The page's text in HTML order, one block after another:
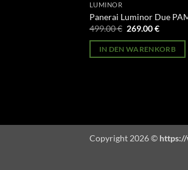
LUMINOR
Panerai Luminor Due
499.00€ Ursprünglicher
war:
499.00 €
269.00€
ist:
269.00 €.
IN DEN WARENKORB
Copyright 2026 ©